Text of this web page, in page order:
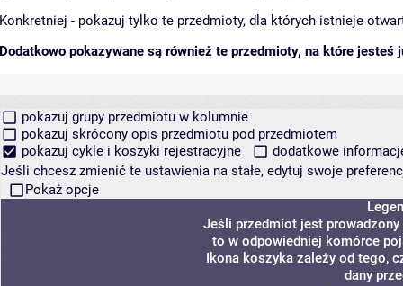
Konkretniej - pokazuj tylko te przedmioty, dla których istnieje
Dodatkowo pokazywane są również te przedmioty, na które jesteś
pokazuj grupy przedmiotu w kolumnie
pokazuj skrócony opis przedmiotu pod przedmiotem
pokazuj cykle i koszyki rejestracyjne
dodatkowe
Jeśli chcesz zmienić te ustawienia na stałe, edytuj swoje
Pokaż opcje
Jeśli przedmiot jest prowadzony
to w odpowiedniej komórce
Ikona koszyka zależy od tego,
dany